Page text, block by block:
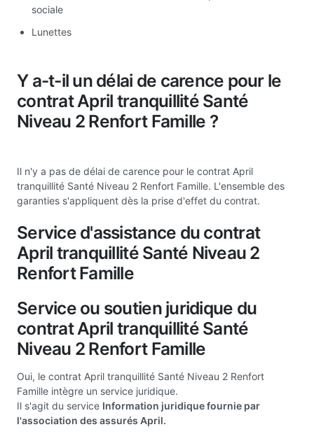
sociale
Lunettes
Y a-t-il un délai de carence pour le
contrat April tranquillité Santé
Niveau 2 Renfort Famille ?
Il n'y a pas de délai de carence pour le contrat April
tranquillité Santé Niveau 2 Renfort Famille. L'ensemble des
garanties s'appliquent dès la prise d'effet du contrat.
Service d'assistance du contrat
April tranquillité Santé Niveau 2
Renfort Famille
Service ou soutien juridique du
contrat April tranquillité Santé
Niveau 2 Renfort Famille
Oui, le contrat April tranquillité Santé Niveau 2 Renfort
Famille intègre un service juridique.
Il s'agit du service Information juridique fournie par
l'association des assurés April.